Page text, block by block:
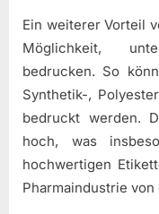
Ein weiterer Vorteil
Möglichkeit,
bedrucken. So
Synthetik-,
bedruckt werden.
hoch, was
hochwertigen
Pharmaindustrie